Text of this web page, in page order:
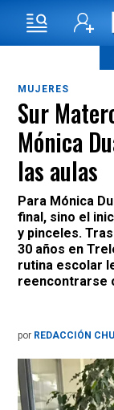
MUJERES
Sur
Mónica
las aulas
Para Mónica
final, sino el
y pinceles.
30 años en
rutina escolar
reencontrarse
por REDACCIÓN